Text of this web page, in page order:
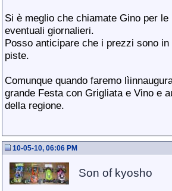
Si è meglio che chiamate Gino per
eventuali giornalieri.
Posso anticipare che i prezzi sono
piste.
Comunque quando faremo
grande Festa con Grigliata e Vino e
della regione.
10-05-10, 06:06 PM
Son of kyosho